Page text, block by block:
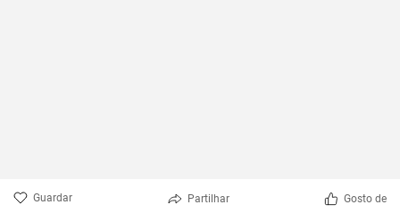
Guardar Partilhar Gosto de